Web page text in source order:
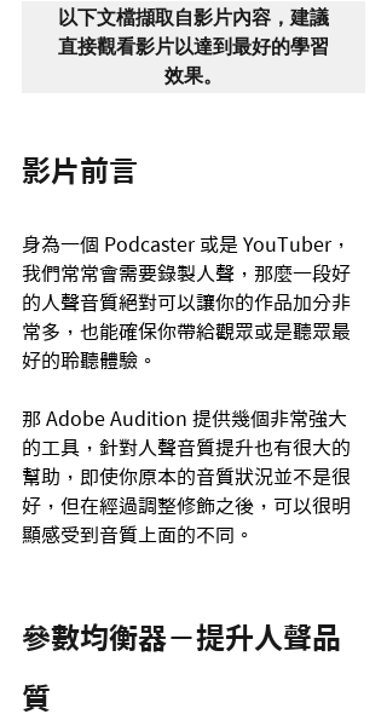
以下文檔擷取自影片內容，建議
直接觀看影片以達到最好的學習
效果。
影片前言
身為一個 Podcaster 或是 YouTuber，
我們常常會需要錄製人聲，那麼一段好
的人聲音質絕對可以讓你的作品加分非
常多，也能確保你帶給觀眾或是聽眾最
好的聆聽體驗。
那 Adobe Audition 提供幾個非常強大
的工具，針對人聲音質提升也有很大的
幫助，即使你原本的音質狀況並不是很
好，但在經過調整修飾之後，可以很明
顯感受到音質上面的不同。
參數均衡器－提升人聲品
質